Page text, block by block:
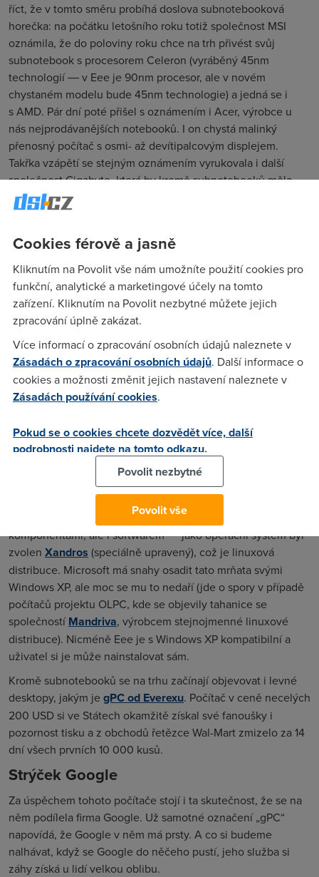
říct, že v tomto směru probíhá doslova subnotebooková
horečka: na počátku letošního roku totiž společnost MSI
oznámila, že do poloviny roku chce na trh přivést svůj
subnotebook s procesorem Celeron (vyráběný 45nm
technologií ― v Eee je 90nm procesor, ale v novém
chystaném modelu bude 45nm technologie) a jedná se i
s AMD. Pár dní poté přišel s oznámením i Acer, výrobce u
nás nejprodávanějších notebooků. I on chystá malinký
přenosný počítač s osmi- až devítipalcovým displejem.
Takřka vzápětí se stejným oznámením vyrukovala i další
společnost Gigabyte, která by kromě subnotebooků měla
vyrábět i levné desktopy.
Subnotebook Eee s operačním systémem Xandros.
Nízká cena subnotebooku Eee není dána jenom použitými
komponentami, ale i softwarem ― jako operační systém byl
zvolen Xandros (speciálně upravený), což je linuxová
distribuce. Microsoft má snahy osadit tato mrňata svými
Windows XP, ale moc se mu to nedaří (jde o spory v případě
počítačů projektu OLPC, kde se objevily tahanice se
společností Mandriva, výrobcem stejnojmenné linuxové
distribuce). Nicméně Eee je s Windows XP kompatibilní a
uživatel si je může nainstalovat sám.
Kromě subnotebooků se na trhu začínají objevovat i levné
desktopy, jakým je gPC od Everexu. Počítač v ceně necelých
200 USD si ve Státech okamžitě získal své fanoušky i
pozornost tisku a z obchodů řetězce Wal-Mart zmizelo za 14
dní všech prvních 10 000 kusů.
Strýček Google
Za úspěchem tohoto počítače stojí i ta skutečnost, že se na
něm podílela firma Google. Už samotné označení „gPC“
napovídá, že Google v něm má prsty. A co si budeme
nalhávat, když se Google do něčeho pustí, jeho služba si
záhy získá u lidí velkou oblibu.
Cookies férově a jasně
Kliknutím na Povolit vše nám umožníte použití cookies pro
funkční, analytické a marketingové účely na tomto
zařízení. Kliknutím na Povolit nezbytné můžete jejich
zpracování úplně zakázat.
Více informací o zpracování osobních údajů naleznete v
Zásadách o zpracování osobních údajů. Další informace o
cookies a možnosti změnit jejich nastavení naleznete v
Zásadách používání cookies.
Pokud se o cookies chcete dozvědět více, další
podrobnosti najdete na tomto odkazu.
Povolit nezbytné
Povolit vše